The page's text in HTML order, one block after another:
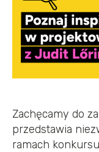
Zachęcamy do
przedstawia
ramach